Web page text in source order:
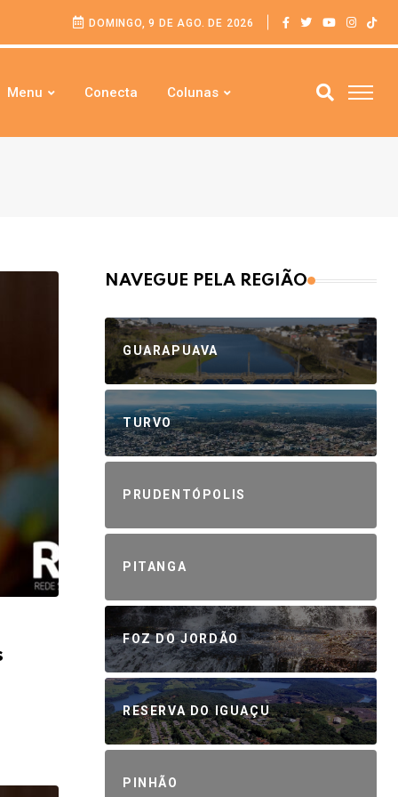
DOMINGO, 9 DE AGO. DE 2026
Menu Conecta Colunas
NAVEGUE PELA REGIÃO
GUARAPUAVA
TURVO
PRUDENTÓPOLIS
PITANGA
FOZ DO JORDÃO
RESERVA DO IGUAÇU
PINHÃO